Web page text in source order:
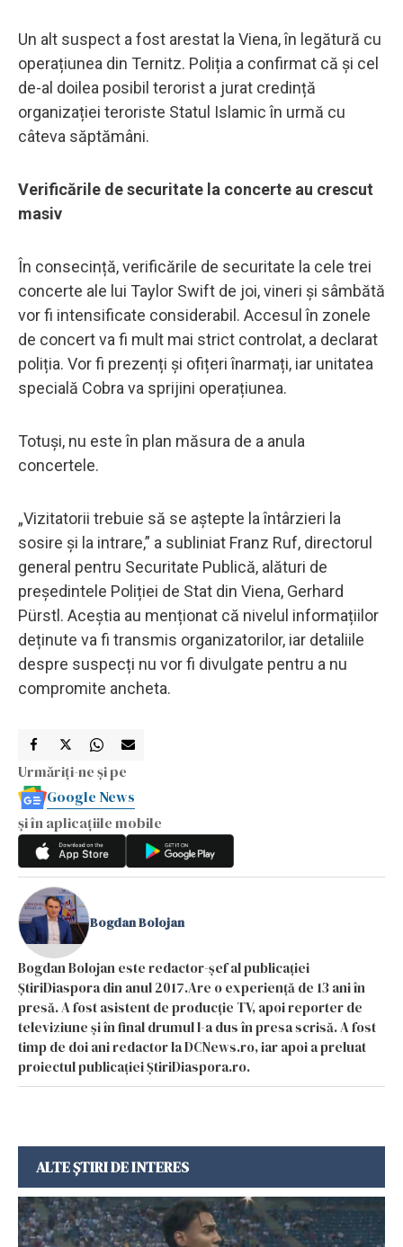
Un alt suspect a fost arestat la Viena, în legătură cu
operațiunea din Ternitz. Poliția a confirmat că și cel
de-al doilea posibil terorist a jurat credință
organizației teroriste Statul Islamic în urmă cu
câteva săptămâni.
Verificările de securitate la concerte au crescut
masiv
În consecință, verificările de securitate la cele trei
concerte ale lui Taylor Swift de joi, vineri și sâmbătă
vor fi intensificate considerabil. Accesul în zonele
de concert va fi mult mai strict controlat, a declarat
poliția. Vor fi prezenți și ofițeri înarmați, iar unitatea
specială Cobra va sprijini operațiunea.
Totuși, nu este în plan măsura de a anula
concertele.
„Vizitatorii trebuie să se aștepte la întârzieri la
sosire și la intrare,” a subliniat Franz Ruf, directorul
general pentru Securitate Publică, alături de
președintele Poliției de Stat din Viena, Gerhard
Pürstl. Aceștia au menționat că nivelul informațiilor
deținute va fi transmis organizatorilor, iar detaliile
despre suspecți nu vor fi divulgate pentru a nu
compromite ancheta.
Urmăriți-ne și pe
Google News
și în aplicațiile mobile
Bogdan Bolojan
Bogdan Bolojan este redactor-șef al publicației
ȘtiriDiaspora din anul 2017.Are o experiență de 13 ani în
presă. A fost asistent de producție TV, apoi reporter de
televiziune și în final drumul l-a dus în presa scrisă. A fost
timp de doi ani redactor la DCNews.ro, iar apoi a preluat
proiectul publicației ȘtiriDiaspora.ro.
ALTE ȘTIRI DE INTERES